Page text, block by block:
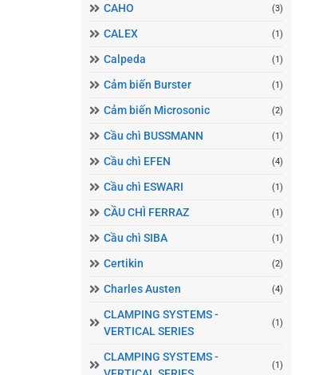
CAHO (3)
CALEX (1)
Calpeda (1)
Cảm biến Burster (1)
Cảm biến Microsonic (2)
Cầu chì BUSSMANN (1)
Cầu chì EFEN (4)
Cầu chì ESWARI (1)
CẦU CHÌ FERRAZ (1)
Cầu chì SIBA (1)
Certikin (2)
Charles Austen (4)
CLAMPING SYSTEMS -
VERTICAL SERIES
(1)
CLAMPING SYSTEMS -
(1)